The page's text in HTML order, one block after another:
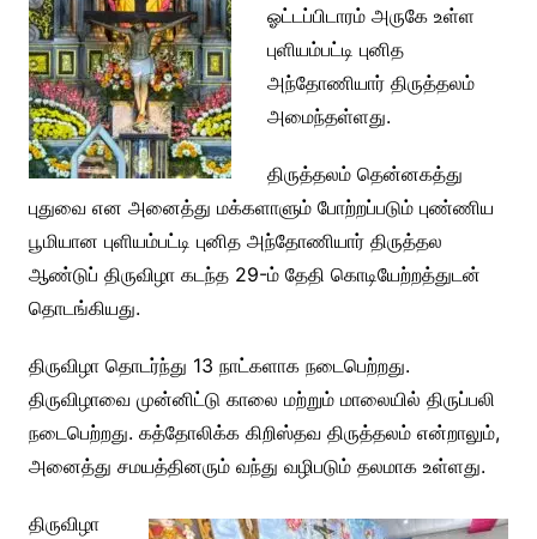
ஓட்டப்பிடாரம் அருகே உள்ள
புளியம்பட்டி புனித
அந்தோணியார் திருத்தலம்
அமைந்தள்ளது.
திருத்தலம் தென்னகத்து
புதுவை என அனைத்து மக்களாளும் போற்றப்படும் புண்ணிய
பூமியான புளியம்பட்டி புனித அந்தோணியார் திருத்தல
ஆண்டுப் திருவிழா கடந்த 29-ம் தேதி கொடியேற்றத்துடன்
தொடங்கியது.
திருவிழா தொடர்ந்து 13 நாட்களாக நடைபெற்றது.
திருவிழாவை முன்னிட்டு காலை மற்றும் மாலையில் திருப்பலி
நடைபெற்றது. கத்தோலிக்க கிறிஸ்தவ திருத்தலம் என்றாலும்,
அனைத்து சமயத்தினரும் வந்து வழிபடும் தலமாக உள்ளது.
திருவிழா